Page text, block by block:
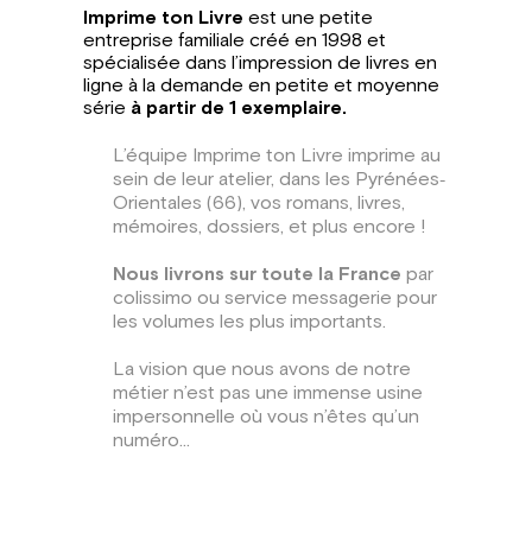
Imprime ton Livre est une petite
entreprise familiale créé en 1998 et
spécialisée dans l’impression de livres en
ligne à la demande en petite et moyenne
série à partir de 1 exemplaire.
L’équipe Imprime ton Livre imprime au
sein de leur atelier, dans les Pyrénées‐
Orientales (66), vos romans, livres,
mémoires, dossiers, et plus encore !
Nous livrons sur toute la France par
colissimo ou service messagerie pour
les volumes les plus importants.
La vision que nous avons de notre
métier n’est pas une immense usine
impersonnelle où vous n’êtes qu’un
numéro…